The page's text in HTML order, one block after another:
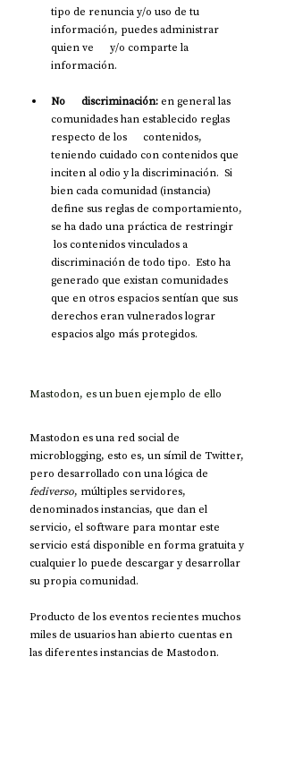
tipo de renuncia y/o uso de tu
información, puedes administrar
quien ve      y/o comparte la
información.
No      discriminación: en general las
comunidades han establecido reglas
respecto de los      contenidos,
teniendo cuidado con contenidos que
inciten al odio y la discriminación.  Si
bien cada comunidad (instancia)
define sus reglas de comportamiento,
se ha dado una práctica de restringir
los contenidos vinculados a
discriminación de todo tipo.  Esto ha
generado que existan comunidades
que en otros espacios sentían que sus
derechos eran vulnerados lograr
espacios algo más protegidos.
Mastodon, es un buen ejemplo de ello
Mastodon es una red social de
microblogging, esto es, un símil de Twitter,
pero desarrollado con una lógica de
fediverso, múltiples servidores,
denominados instancias, que dan el
servicio, el software para montar este
servicio está disponible en forma gratuita y
cualquier lo puede descargar y desarrollar
su propia comunidad.
Producto de los eventos recientes muchos
miles de usuarios han abierto cuentas en
las diferentes instancias de Mastodon.